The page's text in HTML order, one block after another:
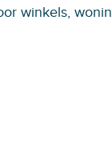
winkels,